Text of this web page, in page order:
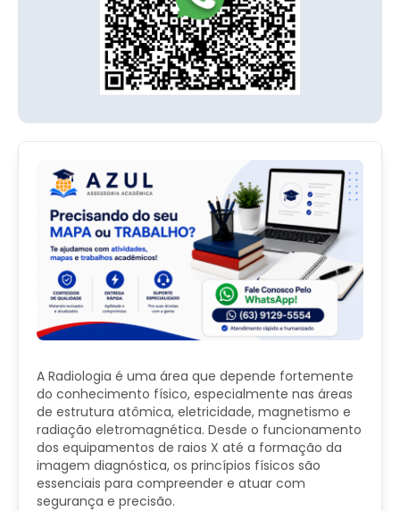
​A Radiologia é uma área que depende fortemente
do conhecimento físico, especialmente nas áreas
de estrutura atômica, eletricidade, magnetismo e
radiação eletromagnética. Desde o funcionamento
dos equipamentos de raios X até a formação da
imagem diagnóstica, os princípios físicos são
essenciais para compreender e atuar com
segurança e precisão.